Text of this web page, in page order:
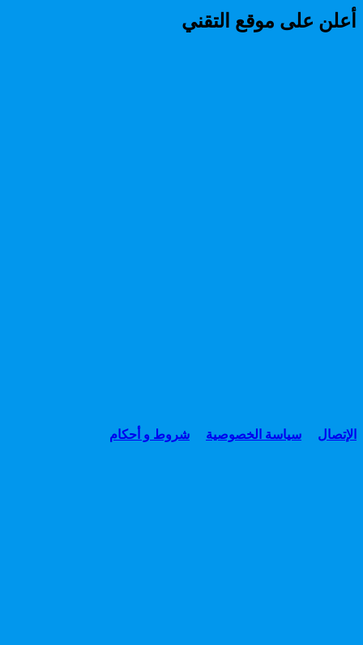
أعلن على موقع التقني
الإتصال سياسة الخصوصية شروط و أحكام